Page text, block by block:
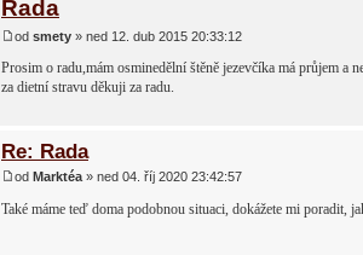
Rada
od smety » ned 12. dub 2015 20:33:12
Prosim o radu,mám osminedělní štěně jezevčíka má průjem a
za dietní stravu děkuji za radu.
Re: Rada
od Marktéa » ned 04. říj 2020 23:42:57
Také máme teď doma podobnou situaci, dokážete mi poradit,